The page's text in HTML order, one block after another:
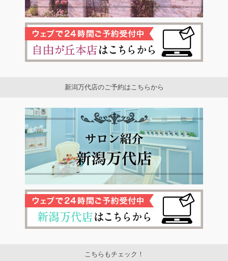
新潟万代店のご予約はこちらから
こちらもチェック！